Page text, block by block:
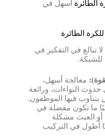
الطائرة أسهل في
الطائرة
تبالغ في التفكير في
للشبكة.
معالجة أسهل،
التواءات، ورائعة
يتناوب فيها الموظفون.
ما تكون مفضلة في
أو العبث مشكلة
أطول في التركيب